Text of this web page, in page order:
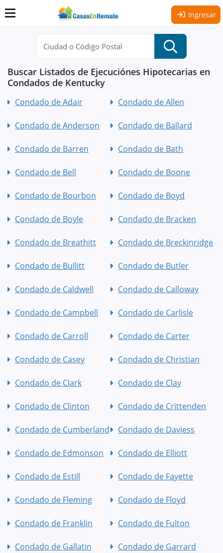
Ingresar
Buscar Listados de Ejecuciónes Hipotecarias en
Condados de Kentucky
Condado de Adair Condado de Allen
Condado de Anderson Condado de Ballard
Condado de Barren Condado de Bath
Condado de Bell Condado de Boone
Condado de Bourbon Condado de Boyd
Condado de Boyle Condado de Bracken
Condado de Breathitt Condado de Breckinridge
Condado de Bullitt Condado de Butler
Condado de Caldwell Condado de Calloway
Condado de Campbell Condado de Carlisle
Condado de Carroll Condado de Carter
Condado de Casey Condado de Christian
Condado de Clark Condado de Clay
Condado de Clinton Condado de Crittenden
Condado de Cumberland Condado de Daviess
Condado de Edmonson Condado de Elliott
Condado de Estill Condado de Fayette
Condado de Fleming Condado de Floyd
Condado de Franklin Condado de Fulton
Condado de Gallatin Condado de Garrard